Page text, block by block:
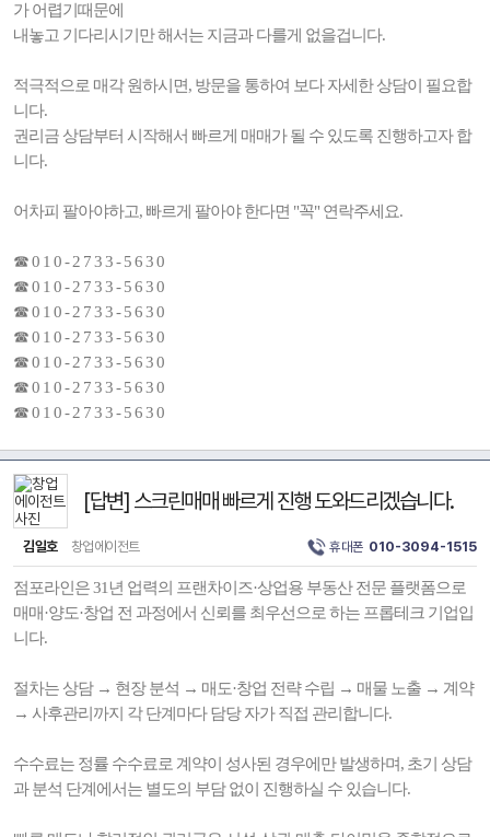
가 어렵기때문에
내놓고 기다리시기만 해서는 지금과 다를게 없을겁니다.
적극적으로 매각 원하시면, 방문을 통하여 보다 자세한 상담이 필요합
니다.
권리금 상담부터 시작해서 빠르게 매매가 될 수 있도록 진행하고자 합
니다.
어차피 팔아야하고, 빠르게 팔아야 한다면 "꼭" 연락주세요.
☎ 0 1 0 - 2 7 3 3 - 5 6 3 0
☎ 0 1 0 - 2 7 3 3 - 5 6 3 0
☎ 0 1 0 - 2 7 3 3 - 5 6 3 0
☎ 0 1 0 - 2 7 3 3 - 5 6 3 0
☎ 0 1 0 - 2 7 3 3 - 5 6 3 0
☎ 0 1 0 - 2 7 3 3 - 5 6 3 0
☎ 0 1 0 - 2 7 3 3 - 5 6 3 0
[답변] 스크린매매 빠르게 진행 도와드리겠습니다.
김일호 창업에이전트 휴대폰 010-3094-1515
점포라인은 31년 업력의 프랜차이즈·상업용 부동산 전문 플랫폼으로
매매·양도·창업 전 과정에서 신뢰를 최우선으로 하는 프롭테크 기업입
니다.
절차는 상담 → 현장 분석 → 매도·창업 전략 수립 → 매물 노출 → 계약
→ 사후관리까지 각 단계마다 담당 자가 직접 관리합니다.
수수료는 정률 수수료로 계약이 성사된 경우에만 발생하며, 초기 상담
과 분석 단계에서는 별도의 부담 없이 진행하실 수 있습니다.